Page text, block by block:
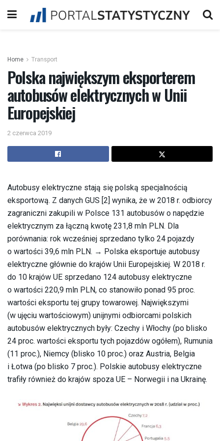
Home Transport
Polska największym eksporterem
autobusów elektrycznych w Unii
Europejskiej
2 czerwca 2019
Autobusy elektryczne stają się polską specjalnością
eksportową. Z danych GUS [2] wynika, że w 2018 r. odbiorcy
zagraniczni zakupili w Polsce 131 autobusów o napędzie
elektrycznym za łączną kwotę 231,8 mln PLN. Dla
porównania: rok wcześniej sprzedano tylko 24 pojazdy
o wartości 39,6 mln PLN. → Polska eksportuje autobusy
elektryczne głównie do krajów Unii Europejskiej. W 2018 r.
do 10 krajów UE sprzedano 124 autobusy elektryczne
o wartości 220,9 mln PLN, co stanowiło ponad 95 proc.
wartości eksportu tej grupy towarowej. Największymi
(w ujęciu wartościowym) unijnymi odbiorcami polskich
autobusów elektrycznych były: Czechy i Włochy (po blisko
24 proc. wartości eksportu tych pojazdów ogółem), Rumunia
(11 proc.), Niemcy (blisko 10 proc.) oraz Austria, Belgia
i Łotwa (po blisko 7 proc.). Polskie autobusy elektryczne
trafiły również do krajów spoza UE – Norwegii i na Ukrainę.